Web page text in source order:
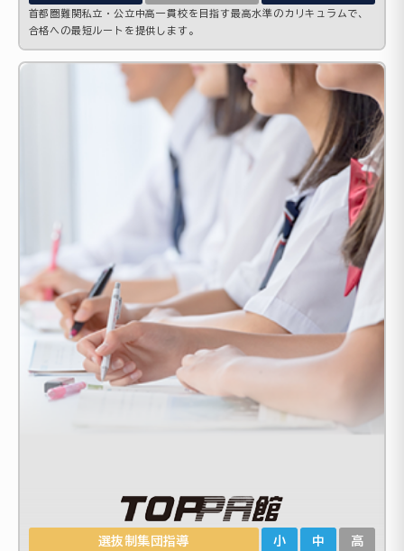
首都圏難関私立・公立中高一貫校を目指す最高水準のカリキュラムで、
合格への最短ルートを提供します。
選抜制集団指導 小 中 高